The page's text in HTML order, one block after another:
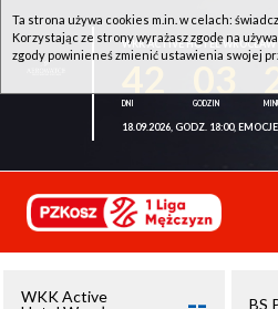
WKK ACTIVE HOTEL WROCŁAW
18.09.2026, GODZ. 18:00,
WKK Active
BS
Ta strona używa cookies m.in. w celach:
Korzystając ze strony wyrażasz zgodę na
zgody powinieneś zmienić ustawienia swojej